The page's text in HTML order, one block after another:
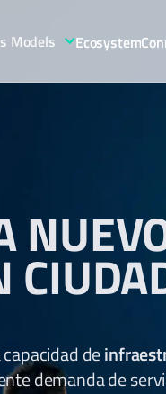
Models Ecosystem
de
demanda de